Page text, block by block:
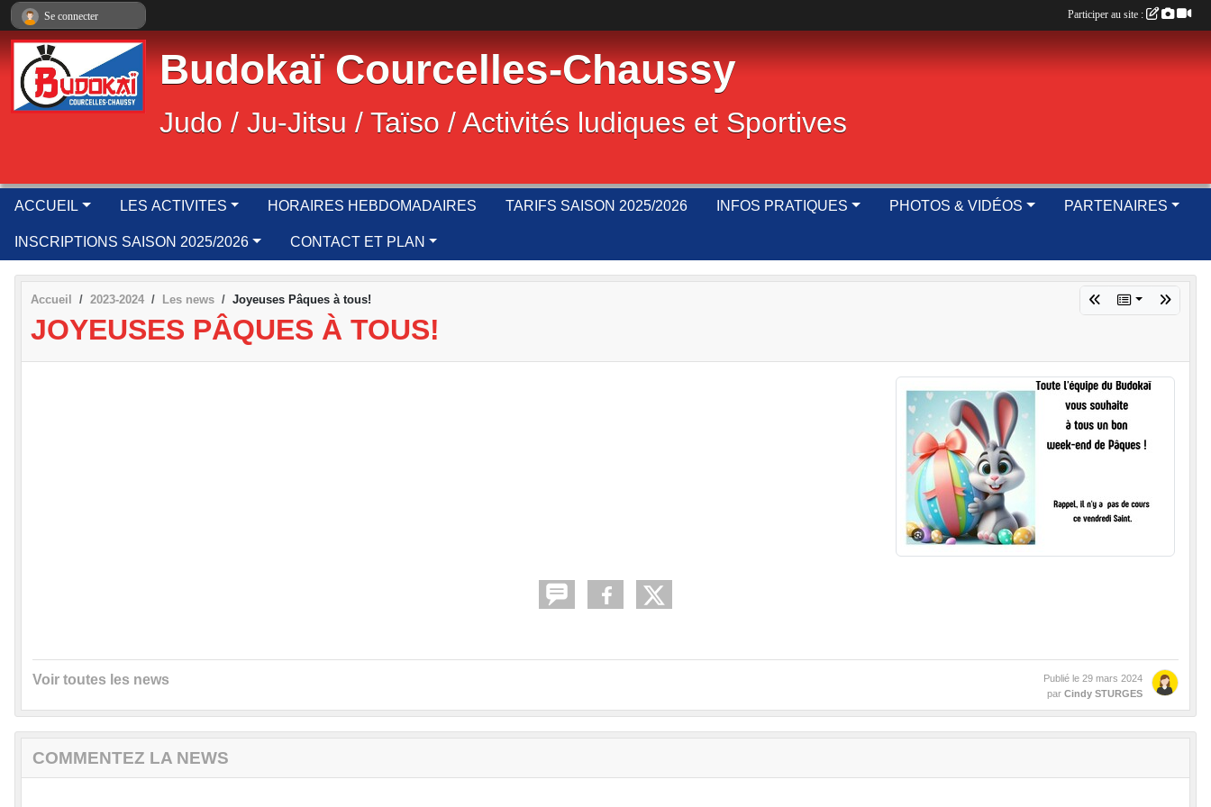
Budokaï Courcelles-Chaussy
Judo / Ju-Jitsu / Taïso / Activités ludiques et Sportives
ACCUEIL LES ACTIVITES HORAIRES HEBDOMADAIRES TARIFS SAISON 2025/2026 INFOS PRATIQUES PHOTOS & VIDÉOS PARTENAIRES
INSCRIPTIONS SAISON 2025/2026 CONTACT ET PLAN
Accueil 2023-2024 Les news Joyeuses Pâques à tous!
JOYEUSES PÂQUES À TOUS!
Voir toutes les news Publié le 29 mars 2024
par Cindy STURGES
COMMENTEZ LA NEWS
Se connecter Participer au site :
Panneau de gestion des cookies